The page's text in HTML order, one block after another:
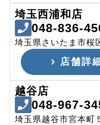
埼玉西浦和店
048-836-
埼玉県さいたま市桜
店舗詳細
越谷店
048-967-
埼玉県越谷市宮本町